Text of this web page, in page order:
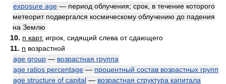
exposure age — период облучения; срок, в течение которого
метеорит подвергался космическому облучению до падения
на Землю
10. n карт. игрок, сидящий слева от сдающего
11. n возрастной
age group — возрастная группа
age ratios percentage — процентный состав возрастных групп
age structure of capital — возрастная структура капитала